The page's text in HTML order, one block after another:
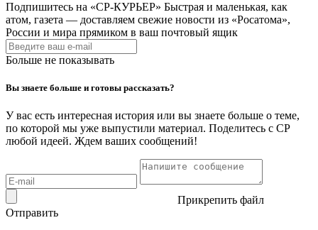
Подпишитесь на «СР-КУРЬЕР» Быстрая и маленькая, как
атом, газета — доставляем свежие новости из «Росатома»,
России и мира прямиком в ваш почтовый ящик
Больше не показывать
Вы знаете больше и готовы рассказать?
У вас есть интересная история или вы знаете больше о теме,
по которой мы уже выпустили материал. Поделитесь с СР
любой идеей. Ждем ваших сообщений!
Прикрепить файл
Отправить